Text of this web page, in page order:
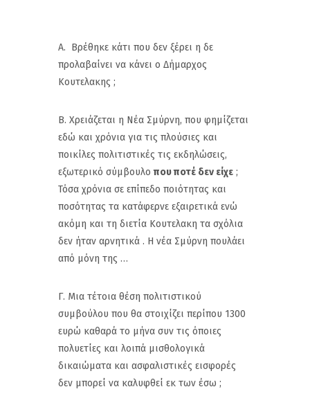
Α. Βρέθηκε κάτι που δεν ξέρει η δε
προλαβαίνει να κάνει ο Δήμαρχος
Κουτελακης ;
Β. Χρειάζεται η Νέα Σμύρνη, που φημίζεται
εδώ και χρόνια για τις πλούσιες και
ποικίλες πολιτιστικές τις εκδηλώσεις,
εξωτερικό σύμβουλοπου ποτέ δεν είχε ;
Τόσα χρόνια σε επίπεδο ποιότητας και
ποσότητας τα κατάφερνε εξαιρετικά ενώ
ακόμη και τη διετία Κουτελακη τα σχόλια
δεν ήταν αρνητικά . Η νέα Σμύρνη πουλάει
από μόνη της …
Γ. Μια τέτοια θέση πολιτιστικού
συμβούλου που θα στοιχίζει περίπου 1300
ευρώ καθαρά το μήνα συν τις όποιες
πολυετίες και λοιπά μισθολογικά
δικαιώματα και ασφαλιστικές εισφορές
δεν μπορεί να καλυφθεί εκ των έσω ;